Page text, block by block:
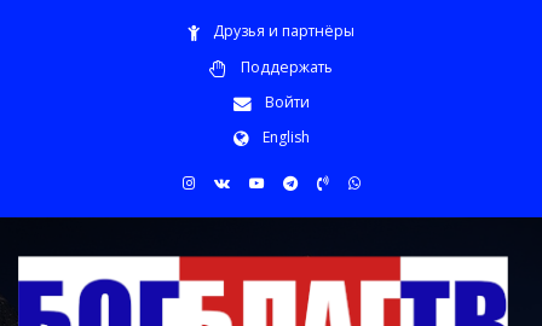
Друзья и партнёры
Поддержать
Войти
English